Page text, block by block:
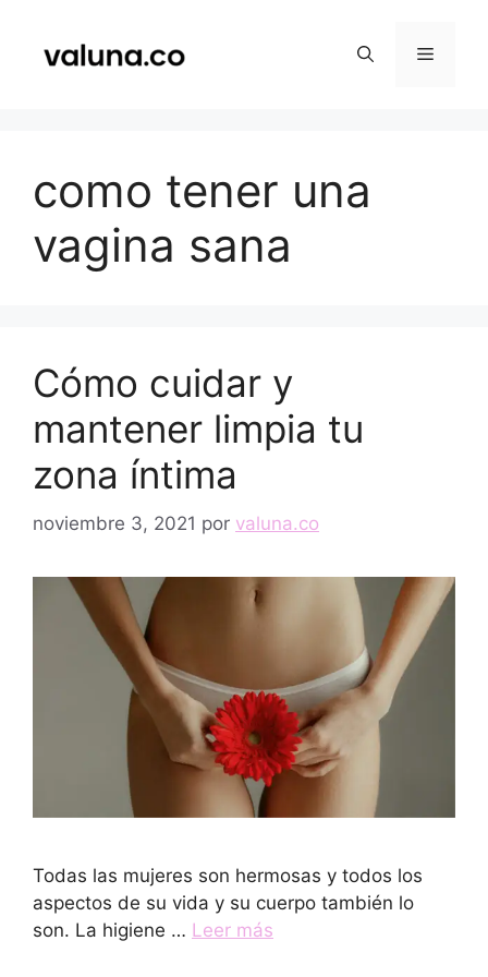
contenido
Menú
como tener una
vagina sana
Cómo cuidar y
mantener limpia tu
zona íntima
noviembre 3, 2021 por valuna.co
Todas las mujeres son hermosas y todos los
aspectos de su vida y su cuerpo también lo
son. La higiene … Leer más